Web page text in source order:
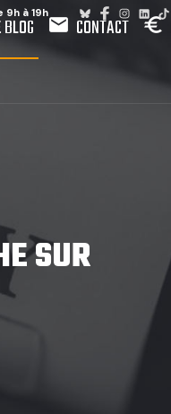
à 19h
mail CONTACT euro
SUR